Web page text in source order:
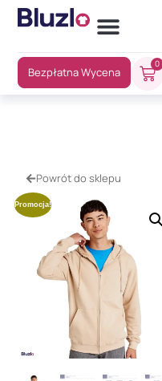
Bezpłatna Wycena
0
Powrót do sklepu
Promocja!